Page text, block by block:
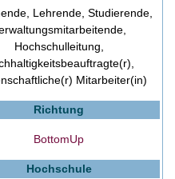
Lehrende, Studierende,
Hochschulleitung,
Mitarbeiter(in)
Richtung
BottomUp
Hochschule